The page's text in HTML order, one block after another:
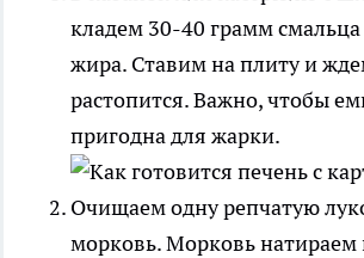
кладем 30-40 грамм смальца
жира. Ставим на плиту и
растопится. Важно, чтобы
пригодна для жарки.
Очищаем одну репчатую
морковь. Морковь натираем